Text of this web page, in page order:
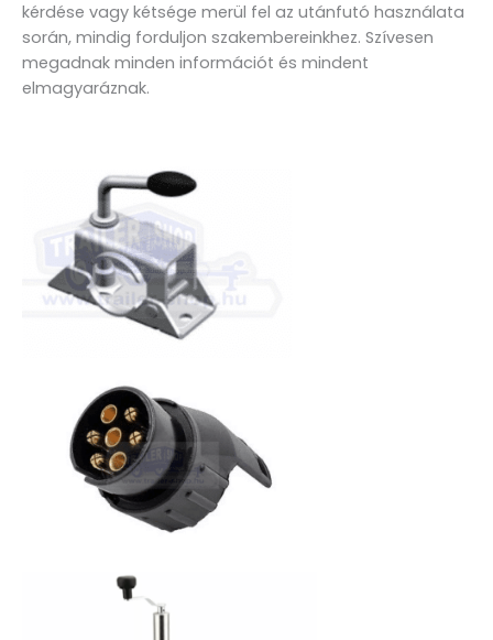
kérdése vagy kétsége merül fel az utánfutó használata
során, mindig forduljon szakembereinkhez. Szívesen
megadnak minden információt és mindent
elmagyaráznak.